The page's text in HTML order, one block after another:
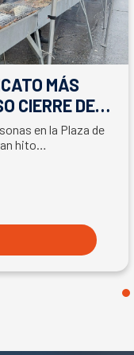
MÁS
CIERRE DE
en la Plaza de
hito…